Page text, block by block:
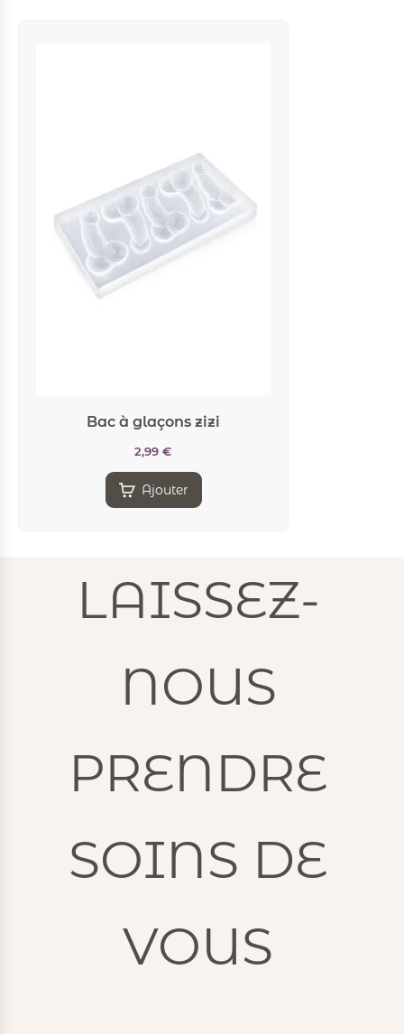
Bac à glaçons zizi
2,99 €
Ajouter
LAISSEZ-
NOUS
PRENDRE
SOINS DE
VOUS